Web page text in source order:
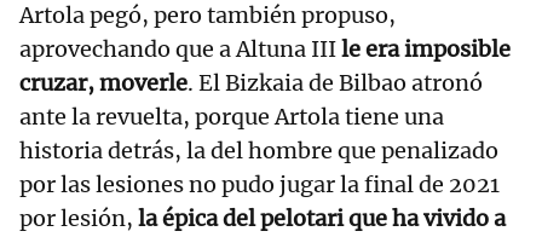
Artola pegó, pero también propuso,
aprovechando que a Altuna IIIle era imposible
cruzar, moverle. El Bizkaia de Bilbao atronó
ante la revuelta, porque Artola tiene una
historia detrás, la del hombre que penalizado
por las lesiones no pudo jugar la final de 2021
por lesión, la épica del pelotari que ha vivido a